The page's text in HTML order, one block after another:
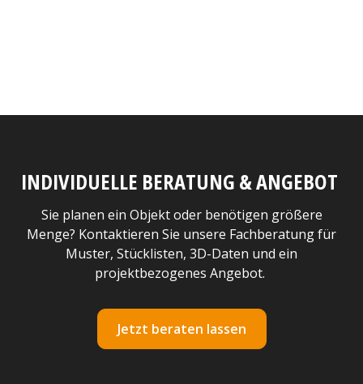
INDIVIDUELLE BERATUNG & ANGEBOT
Sie planen ein Objekt oder benötigen größere
Menge? Kontaktieren Sie unsere Fachberatung für
Muster, Stücklisten, 3D-Daten und ein
projektbezogenes Angebot.
Jetzt beraten lassen